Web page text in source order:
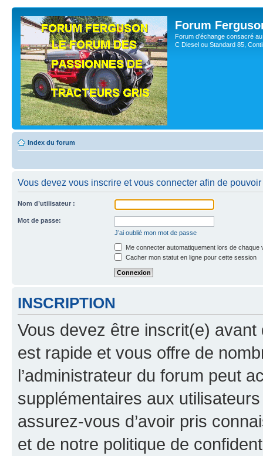
Forum
Forum d'échange consacré
C Diesel ou Standard 85,
Index du forum
Vous devez vous inscrire et vous connecter afin de
Nom d’utilisateur :
Mot de passe:
J’ai oublié mon mot de passe
Me connecter automatiquement lors de chaque
Cacher mon statut en ligne pour cette session
INSCRIPTION
Vous devez être inscrit(e) avant
est rapide et vous offre de
l’administrateur du forum peut
supplémentaires aux
assurez-vous d’avoir pris
et de notre politique de